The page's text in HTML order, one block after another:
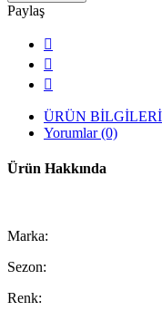
Paylaş
ÜRÜN BİLGİLERİ
Yorumlar (0)
Ürün Hakkında
Marka:
Sezon:
Renk: